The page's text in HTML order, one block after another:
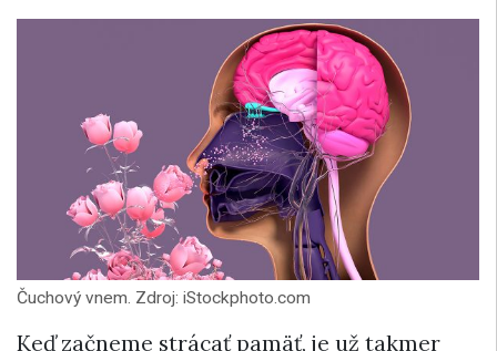
Čuchový vnem. Zdroj: iStockphoto.com
Keď začneme strácať pamäť, je už takmer